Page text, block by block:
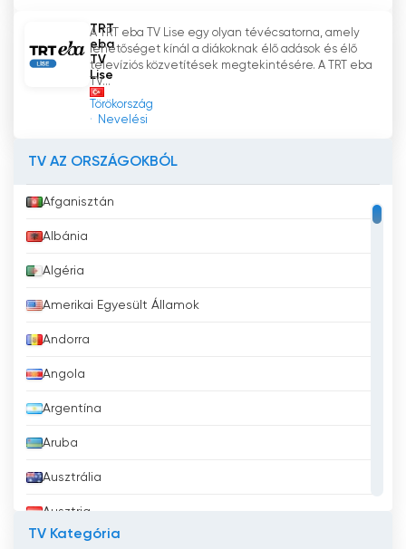
TRT Spor Yıldız Élő Adás Tv nézés Ingyen
TRT
eba
TV
Lise
Törökország
Nevelési
A TRT eba TV Lise egy olyan tévécsatorna, amely
lehetőséget kínál a diákoknak élő adások és élő
televíziós közvetítések megtekintésére. A TRT eba
TV...
TV AZ ORSZÁGOKBÓL
Afganisztán
Albánia
Algéria
Amerikai Egyesült Államok
Andorra
Angola
Argentína
Aruba
Ausztrália
Ausztria
TV Kategória